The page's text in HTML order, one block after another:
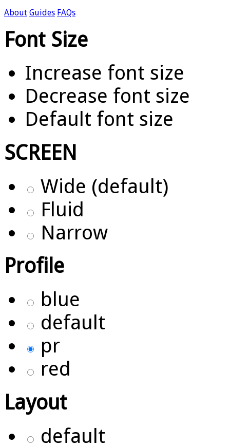
About Guides FAQs
Font Size
Increase font size
Decrease font size
Default font size
SCREEN
Wide (default)
Fluid
Narrow
Profile
blue
default
pr
red
Layout
default